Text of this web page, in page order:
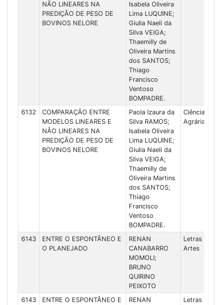
NÃO LINEARES NA
PREDIÇÃO DE PESO DE
BOVINOS NELORE
Isabela Oliveira
Lima LUQUINE;
Giulia Naeli da
Silva VEIGA;
Thaemilly de
Oliveira Martins
dos SANTOS;
Thiago
Francisco
Ventoso
BOMPADRE.
6132
COMPARAÇÃO ENTRE
MODELOS LINEARES E
NÃO LINEARES NA
PREDIÇÃO DE PESO DE
BOVINOS NELORE
Paola Izaura da
Silva RAMOS;
Isabela Oliveira
Lima LUQUINE;
Giulia Naeli da
Silva VEIGA;
Thaemilly de
Oliveira Martins
dos SANTOS;
Thiago
Francisco
Ventoso
BOMPADRE.
Ciências
Agrárias
6143
ENTRE O ESPONTÂNEO E
O PLANEJADO
RENAN
CANABARRO
MOMOLI;
BRUNO
QUIRINO
PEIXOTO
Letras e
Artes
6143
ENTRE O ESPONTÂNEO E
RENAN
Letras e